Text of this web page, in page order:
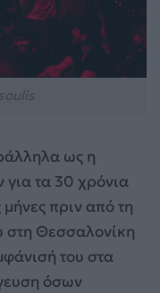
ως η
τα 30 χρόνια
πριν από τη
στη Θεσσαλονίκη
του στα
όσων